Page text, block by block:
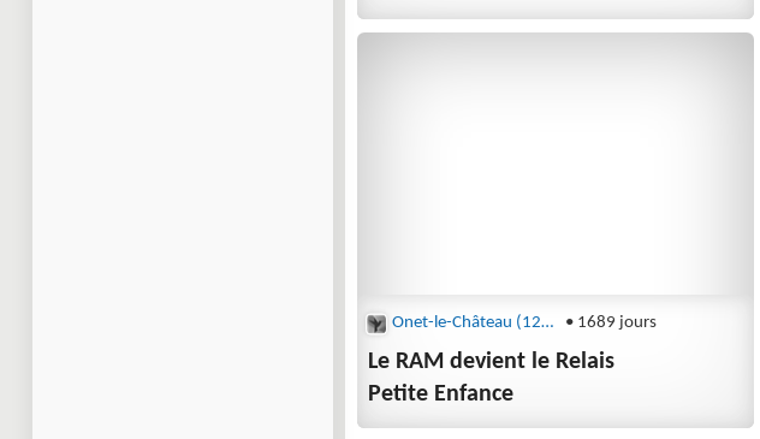
Onet-le-Château (12850) • 1689 jours
Le RAM devient le Relais
Petite Enfance